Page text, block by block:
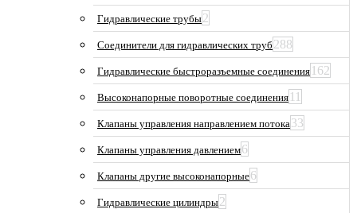
Гидравлические трубы2
Соединители для гидравлических труб 288
Гидравлические быстроразъемные соединения 162
Высоконапорные поворотные соединения 11
Клапаны управления направлением потока33
Клапаны управления давлением6
Клапаны другие высоконапорные6
Гидравлические цилиндры2